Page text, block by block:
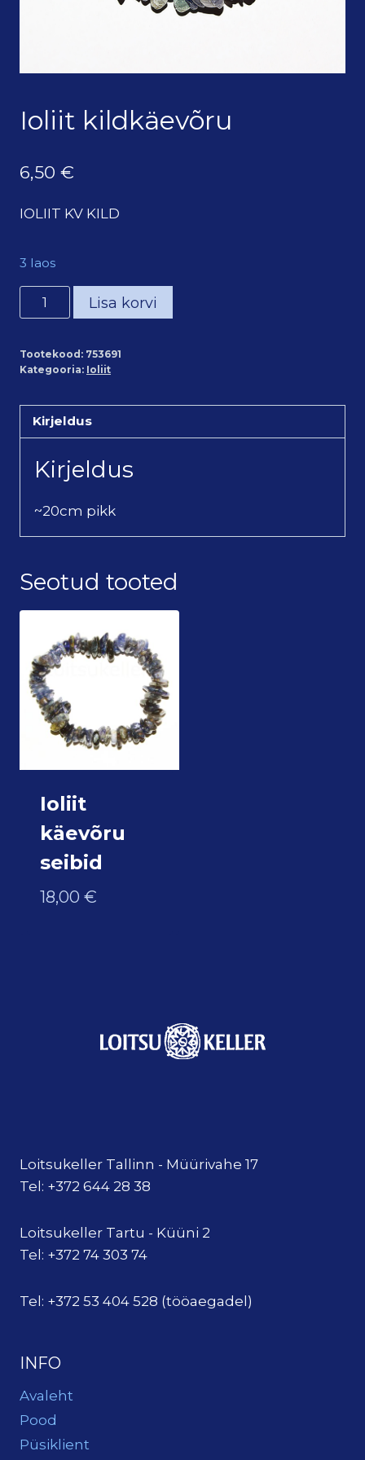
Ioliit kildkäevõru
6,50 €
IOLIIT KV KILD
3 laos
Ioliit
kildkäevõru
Lisa korvi
Tootekood: 753691
Kategooria: Ioliit
Kirjeldus
Kirjeldus
~20cm pikk
Seotud tooted
Ioliit
käevõru
seibid
18,00 €
Loitsukeller Tallinn - Müürivahe 17
Tel: +372 644 28 38
Loitsukeller Tartu - Küüni 2
Tel: +372 74 303 74
Tel: +372 53 404 528 (tööaegadel)
INFO
Avaleht
Pood
Püsiklient